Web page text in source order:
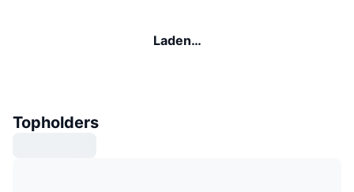
Laden…
Topholders